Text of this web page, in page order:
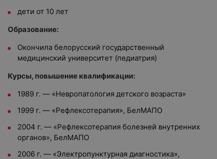
дети от 10 лет
Образование:
Окончила белорусский государственный
медицинский университет (педиатрия)
Курсы, повышение квалификации:
1989 г. — «Невропатология детского возраста»
1999 г. — «Рефлексотерапия», БелМАПО
2004 г. — «Рефлексотерапия болезней внутренних
органов», БелМАПО
2006 г. — «Электропунктурная диагностика»,